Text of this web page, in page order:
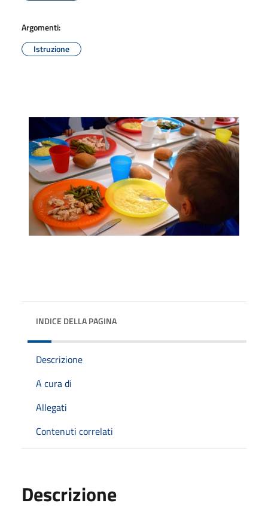
Argomenti:
Istruzione
INDICE DELLA PAGINA
Descrizione
A cura di
Allegati
Contenuti correlati
Descrizione